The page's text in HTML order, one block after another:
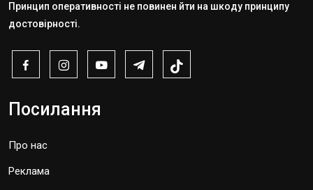
Принцип оперативності не повинен йти на шкоду принципу
достовірності.
Посилання
Про нас
Реклама